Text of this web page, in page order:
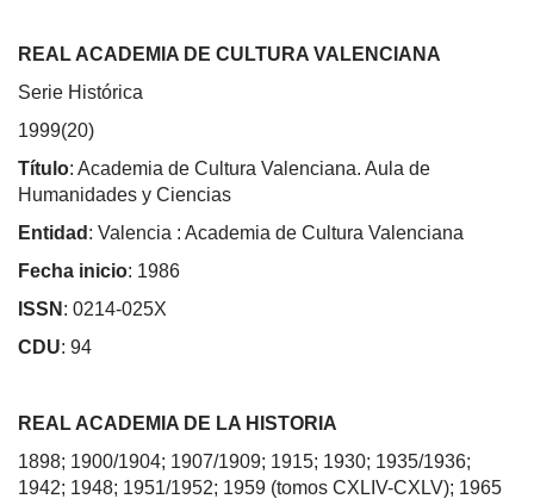
REAL ACADEMIA DE CULTURA VALENCIANA
Serie Histórica
1999(20)
Título: Academia de Cultura Valenciana. Aula de
Humanidades y Ciencias
Entidad : Valencia : Academia de Cultura Valenciana
Fecha inicio: 1986
ISSN : 0214-025X
CDU: 94
REAL ACADEMIA DE LA HISTORIA
1898; 1900/1904; 1907/1909; 1915; 1930; 1935/1936;
1942; 1948; 1951/1952; 1959 (tomos CXLIV-CXLV); 1965